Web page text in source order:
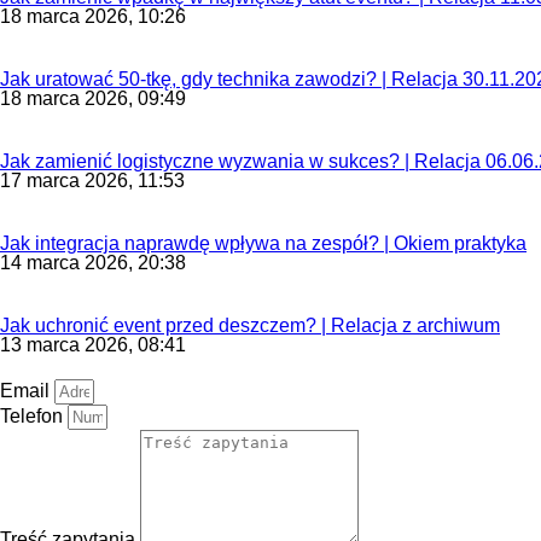
18 marca 2026, 10:26
Jak uratować 50-tkę, gdy technika zawodzi? | Relacja
18 marca 2026, 09:49
Jak zamienić logistyczne wyzwania w sukces? | Relacja
17 marca 2026, 11:53
Jak integracja naprawdę wpływa na zespół? | Okiem praktyka
14 marca 2026, 20:38
Jak uchronić event przed deszczem? | Relacja z archiwum
13 marca 2026, 08:41
Email
Telefon